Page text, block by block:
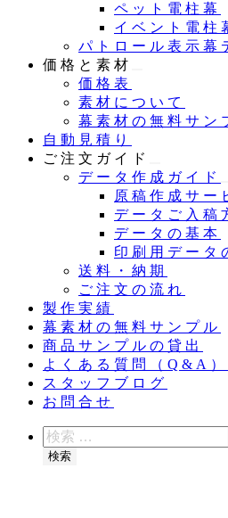
ペット電柱幕
イベント電柱
パトロール表示幕
価格と素材
価格表
素材について
幕素材の無料サン
自動見積り
ご注文ガイド
データ作成ガイド
原稿作成サー
データご入稿
データの基本
印刷用データ
送料・納期
ご注文の流れ
製作実績
幕素材の無料サンプル
商品サンプルの貸出
よくある質問（Q&A）
スタッフブログ
お問合せ
検
索
検索